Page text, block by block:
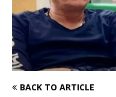
BACK TO ARTICLE